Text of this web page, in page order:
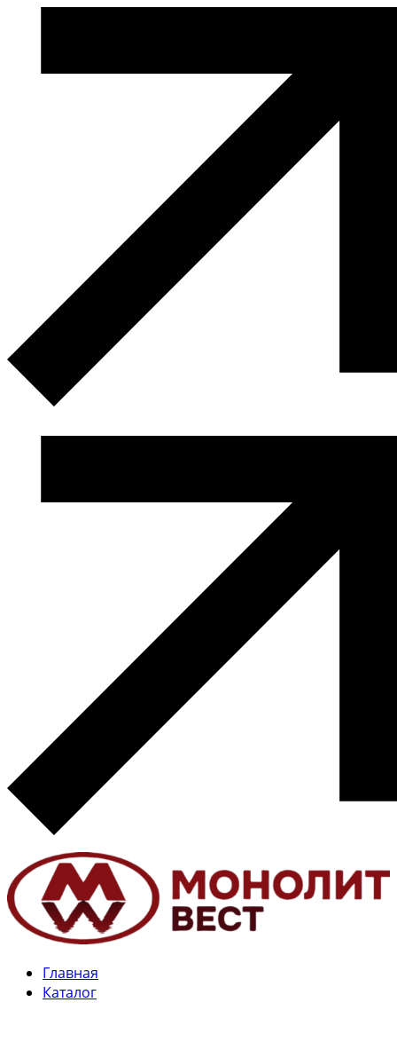
Главная
Каталог